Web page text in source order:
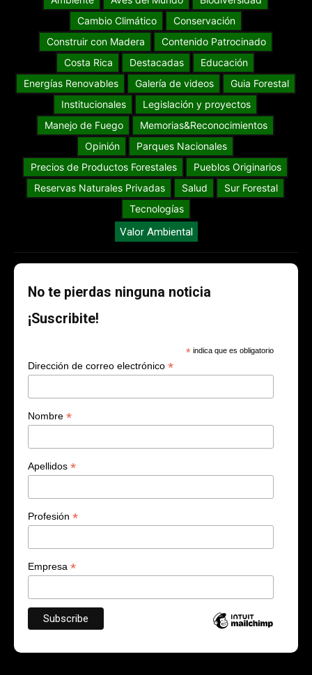
Cambio Climático
Conservación
Construir con Madera
Contenido Patrocinado
Costa Rica
Destacadas
Educación
Energías Renovables
Galería de videos
Guia Forestal
Institucionales
Legislación y proyectos
Manejo de Fuego
Memorias&Reconocimientos
Opinión
Parques Nacionales
Precios de Productos Forestales
Pueblos Originarios
Reservas Naturales Privadas
Salud
Sur Forestal
Tecnologías
Valor Ambiental
No te pierdas ninguna noticia
¡Suscribite!
* indica que es obligatorio
Dirección de correo electrónico *
Nombre *
Apellidos *
Profesión *
Empresa *